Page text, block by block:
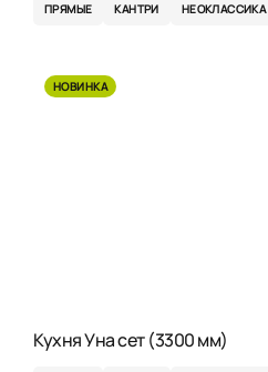
ПРЯМЫЕ КАНТРИ НЕОКЛАССИКА
НОВИНКА
Кухня Уна сет (3300 мм)